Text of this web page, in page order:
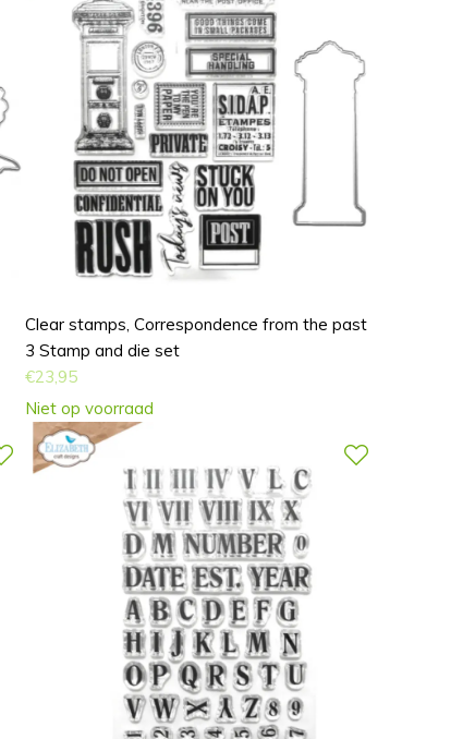
Clear stamps, Correspondence from the past
3 Stamp and die set
€23,95
Niet op voorraad